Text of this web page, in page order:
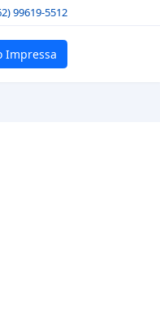
99619-5512
Impressa